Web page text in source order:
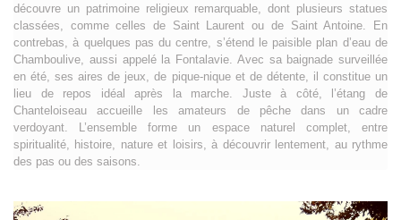
découvre un patrimoine religieux remarquable, dont plusieurs statues
classées, comme celles de Saint Laurent ou de Saint Antoine. En
contrebas, à quelques pas du centre, s’étend le paisible plan d’eau de
Chamboulive, aussi appelé la Fontalavie. Avec sa baignade surveillée
en été, ses aires de jeux, de pique-nique et de détente, il constitue un
lieu de repos idéal après la marche. Juste à côté, l’étang de
Chanteloiseau accueille les amateurs de pêche dans un cadre
verdoyant. L’ensemble forme un espace naturel complet, entre
spiritualité, histoire, nature et loisirs, à découvrir lentement, au rythme
des pas ou des saisons.